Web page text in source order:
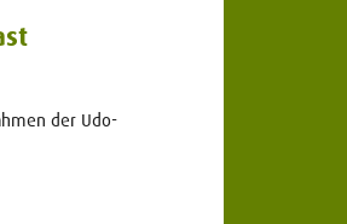
der Udo-